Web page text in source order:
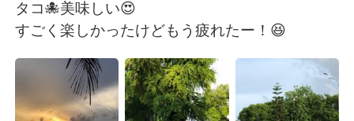
Deutsch 日本語
한국어 Русский
ไทย Indonesia
タコ🐙美味しい😍
すごく楽しかったけどもう疲れたー！😆